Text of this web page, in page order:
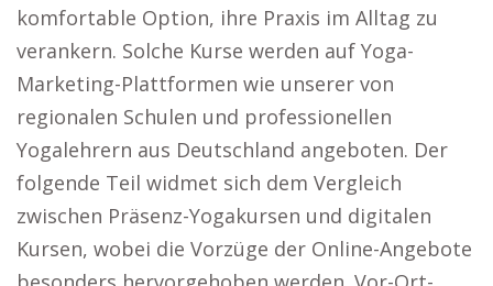
komfortable Option, ihre Praxis im Alltag zu
verankern. Solche Kurse werden auf Yoga-
Marketing-Plattformen wie unserer von
regionalen Schulen und professionellen
Yogalehrern aus Deutschland angeboten. Der
folgende Teil widmet sich dem Vergleich
zwischen Präsenz-Yogakursen und digitalen
Kursen, wobei die Vorzüge der Online-Angebote